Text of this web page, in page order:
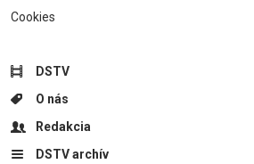
Cookies
DSTV
O nás
Redakcia
DSTV archív